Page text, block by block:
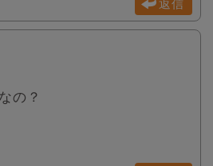
返信
の？